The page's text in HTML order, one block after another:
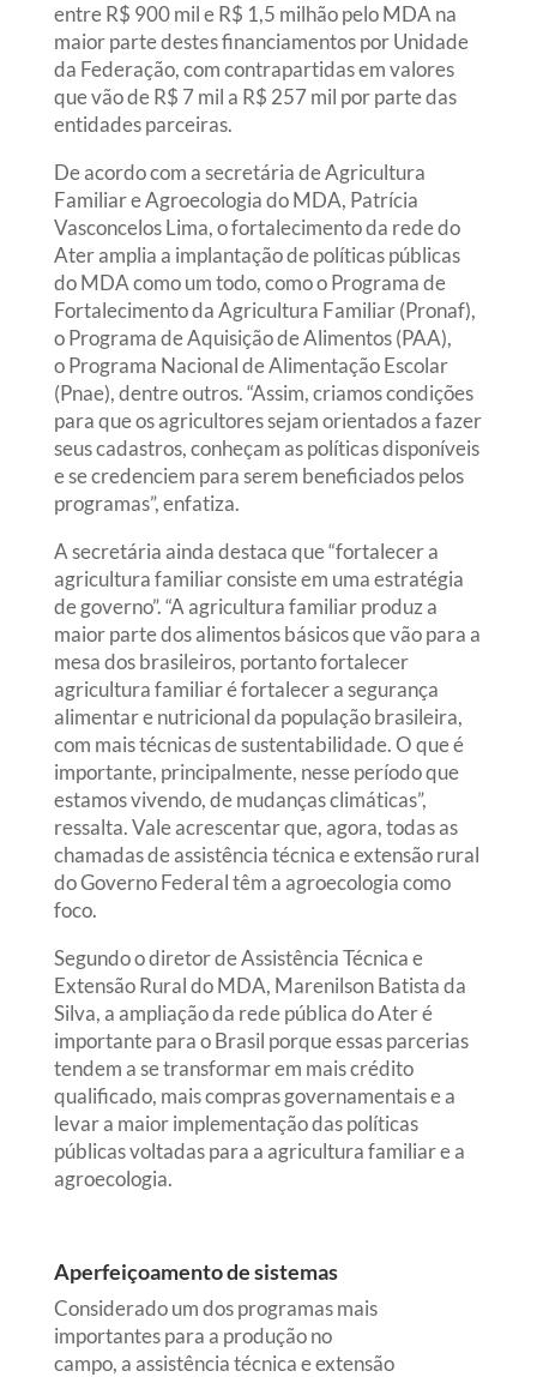
entre R$ 900 mil e R$ 1,5 milhão pelo MDA na
maior parte destes financiamentos por Unidade
da Federação, com contrapartidas em valores
que vão de R$ 7 mil a R$ 257 mil por parte das
entidades parceiras.
De acordo com a secretária de Agricultura
Familiar e Agroecologia do MDA, Patrícia
Vasconcelos Lima, o fortalecimento da rede do
Ater amplia a implantação de políticas públicas
do MDA como um todo, como o Programa de
Fortalecimento da Agricultura Familiar (Pronaf),
o Programa de Aquisição de Alimentos (PAA),
o Programa Nacional de Alimentação Escolar
(Pnae), dentre outros. “Assim, criamos condições
para que os agricultores sejam orientados a fazer
seus cadastros, conheçam as políticas disponíveis
e se credenciem para serem beneficiados pelos
programas”, enfatiza.
A secretária ainda destaca que “fortalecer a
agricultura familiar consiste em uma estratégia
de governo”. “A agricultura familiar produz a
maior parte dos alimentos básicos que vão para a
mesa dos brasileiros, portanto fortalecer
agricultura familiar é fortalecer a segurança
alimentar e nutricional da população brasileira,
com mais técnicas de sustentabilidade. O que é
importante, principalmente, nesse período que
estamos vivendo, de mudanças climáticas”,
ressalta. Vale acrescentar que, agora, todas as
chamadas de assistência técnica e extensão rural
do Governo Federal têm a agroecologia como
foco.
Segundo o diretor de Assistência Técnica e
Extensão Rural do MDA, Marenilson Batista da
Silva, a ampliação da rede pública do Ater é
importante para o Brasil porque essas parcerias
tendem a se transformar em mais crédito
qualificado, mais compras governamentais e a
levar a maior implementação das políticas
públicas voltadas para a agricultura familiar e a
agroecologia.
Aperfeiçoamento de sistemas
Considerado um dos programas mais
importantes para a produção no
campo, a assistência técnica e extensão